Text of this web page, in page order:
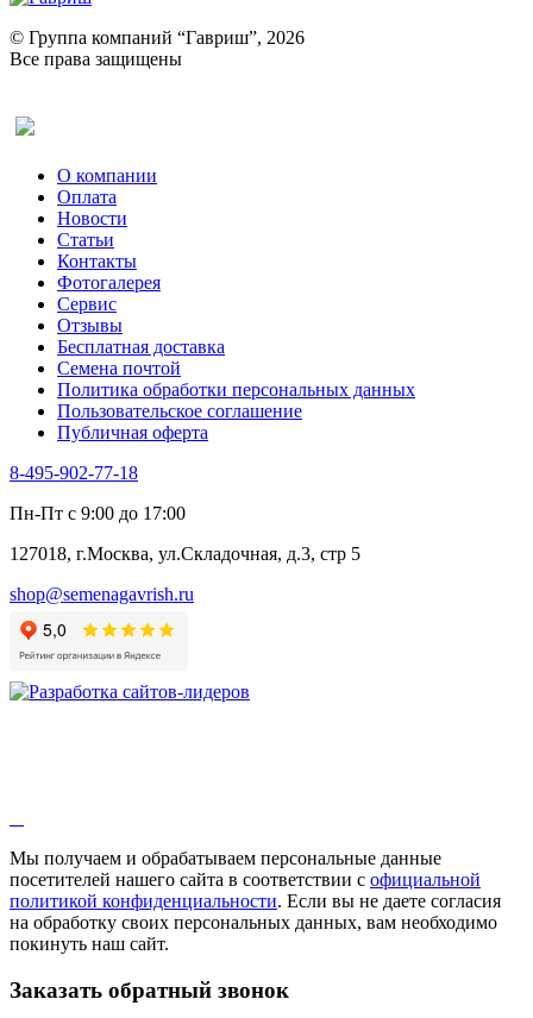
Ревень
Рукола
Рута
Тмин
Трава для чая
Туласи
Укроп
Фенхель пряный
Хризантема овощная
Цикорий пряный
Цикорий салатный (Витлуф)
Черемша
Шпинат
Щавель
Эндивий
Эстрагон
Алтей
Анис
Бессмертник
Валериана
Валерианелла
Гибискус лекарственный
Девясил
Душица
Змееголовник
Мыльнянка
Мята
Овсяный корень
Огуречная трава
Пустырник
Репешок
© Группа компаний “Гавриш”, 2026
Все права защищены
О компании
Оплата
Новости
Статьи
Контакты
Фотогалерея​
Сервис
Отзывы
Бесплатная доставка
Семена почтой
Политика обработки персональных данных
Пользовательское соглашение
Публичная оферта
8-495-902-77-18
Пн-Пт с 9:00 до 17:00
127018, г.Москва, ул.Складочная, д.3, стр 5
shop@semenagavrish.ru
Мы получаем и обрабатываем персональные данные
посетителей нашего сайта в соответствии с официальной
политикой конфиденциальности. Если вы не даете согласия
на обработку своих персональных данных, вам необходимо
покинуть наш сайт.
Заказать обратный звонок